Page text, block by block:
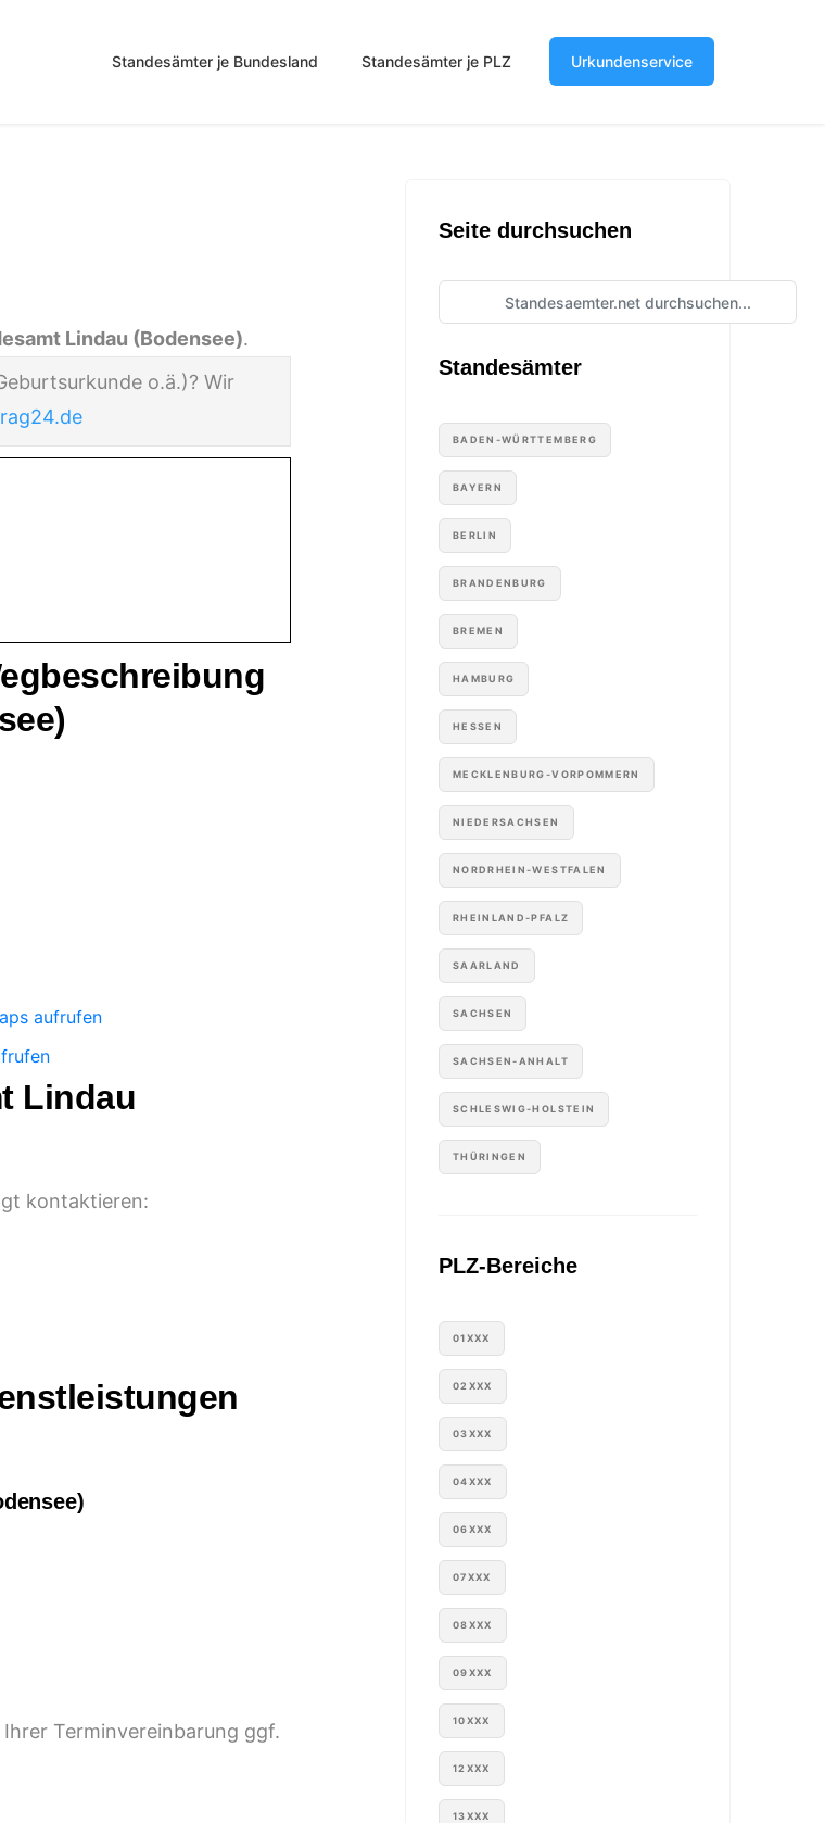
Standesämter je Bundesland Standesämter je PLZ Urkundenservice
Lindau (Bodensee).
o.ä.)? Wir
aufrufen
Lindau
kontaktieren:
Terminvereinbarung ggf.
Seite durchsuchen
Standesämter
BADEN-WÜRTTEMBERG
BAYERN
BERLIN
BRANDENBURG
BREMEN
HAMBURG
HESSEN
MECKLENBURG-VORPOMMERN
NIEDERSACHSEN
NORDRHEIN-WESTFALEN
RHEINLAND-PFALZ
SAARLAND
SACHSEN
SACHSEN-ANHALT
SCHLESWIG-HOLSTEIN
THÜRINGEN
PLZ-Bereiche
01XXX
02XXX
03XXX
04XXX
06XXX
07XXX
08XXX
09XXX
10XXX
12XXX
13XXX